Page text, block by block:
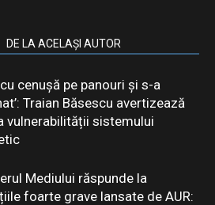
DE LA ACELAȘI AUTOR
cenușă pe panouri și s-a
Traian Băsescu avertizează
vulnerabilității sistemului
Mediului răspunde la
foarte grave lansate de AUR: